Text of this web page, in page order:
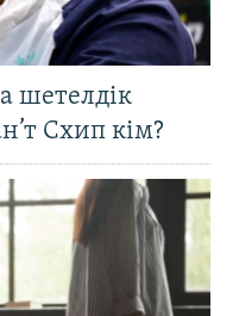
шетелдік
Схип кім?